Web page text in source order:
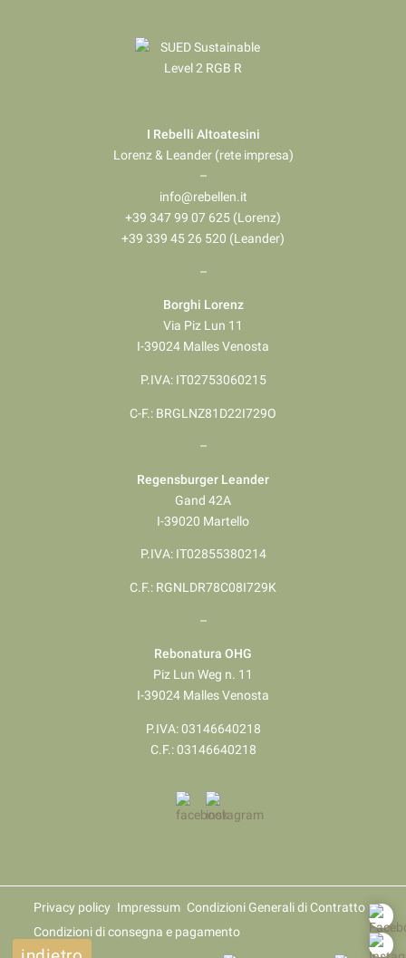
I Rebelli Altoatesini
Lorenz & Leander (rete impresa)
–
info@rebellen.it
+39 347 99 07 625 (Lorenz)
+39 339 45 26 520 (Leander)
–
Borghi Lorenz
Via Piz Lun 11
I-39024 Malles Venosta
P.IVA: IT02753060215
C-F.: BRGLNZ81D22I729O
–
Regensburger Leander
Gand 42A
I-39020 Martello
P.IVA: IT02855380214
C.F.: RGNLDR78C08I729K
–
Rebonatura OHG
Piz Lun Weg n. 11
I-39024 Malles Venosta
P.IVA: 03146640218
​​​​​​​C.F.: 03146640218
Privacy policy Impressum Condizioni Generali di Contratto
Condizioni di consegna e pagamento